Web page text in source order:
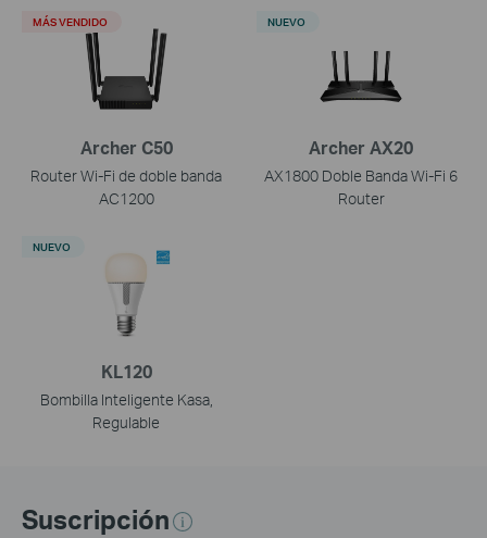
Archer C50
Router Wi-Fi de doble banda
AC1200
MÁS VENDIDO
Archer AX20
AX1800 Doble Banda Wi-Fi 6
Router
NUEVO
KL120
Bombilla Inteligente Kasa,
Regulable
NUEVO
Suscripción